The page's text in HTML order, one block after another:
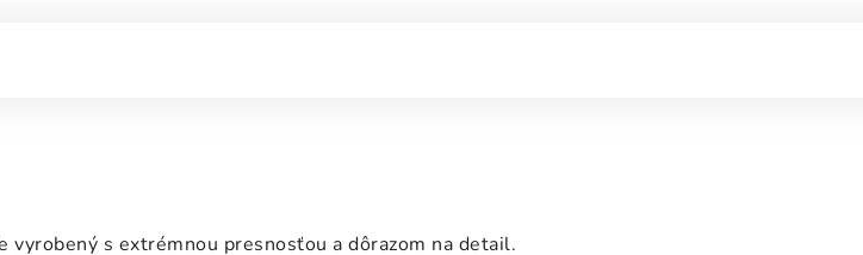
vyrobený s extrémnou presnosťou a dôrazom na detail.